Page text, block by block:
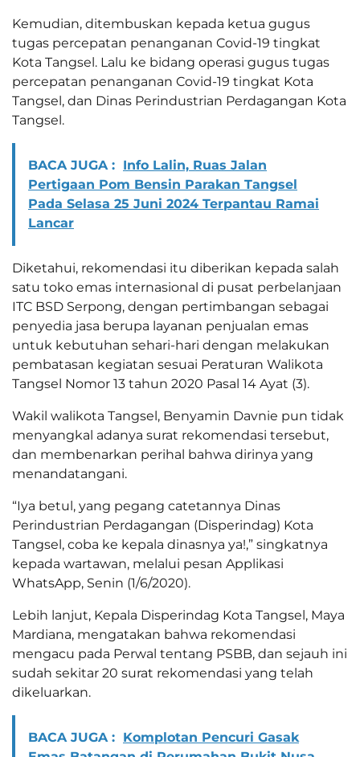
Kemudian, ditembuskan kepada ketua gugus
tugas percepatan penanganan Covid-19 tingkat
Kota Tangsel. Lalu ke bidang operasi gugus tugas
percepatan penanganan Covid-19 tingkat Kota
Tangsel, dan Dinas Perindustrian Perdagangan Kota
Tangsel.
BACA JUGA : Info Lalin, Ruas Jalan
Pertigaan Pom Bensin Parakan Tangsel
Pada Selasa 25 Juni 2024 Terpantau Ramai
Lancar
Diketahui, rekomendasi itu diberikan kepada salah
satu toko emas internasional di pusat perbelanjaan
ITC BSD Serpong, dengan pertimbangan sebagai
penyedia jasa berupa layanan penjualan emas
untuk kebutuhan sehari-hari dengan melakukan
pembatasan kegiatan sesuai Peraturan Walikota
Tangsel Nomor 13 tahun 2020 Pasal 14 Ayat (3).
Wakil walikota Tangsel, Benyamin Davnie pun tidak
menyangkal adanya surat rekomendasi tersebut,
dan membenarkan perihal bahwa dirinya yang
menandatangani.
“Iya betul, yang pegang catetannya Dinas
Perindustrian Perdagangan (Disperindag) Kota
Tangsel, coba ke kepala dinasnya ya!,” singkatnya
kepada wartawan, melalui pesan Applikasi
WhatsApp, Senin (1/6/2020).
Lebih lanjut, Kepala Disperindag Kota Tangsel, Maya
Mardiana, mengatakan bahwa rekomendasi
mengacu pada Perwal tentang PSBB, dan sejauh ini
sudah sekitar 20 surat rekomendasi yang telah
dikeluarkan.
BACA JUGA : Komplotan Pencuri Gasak